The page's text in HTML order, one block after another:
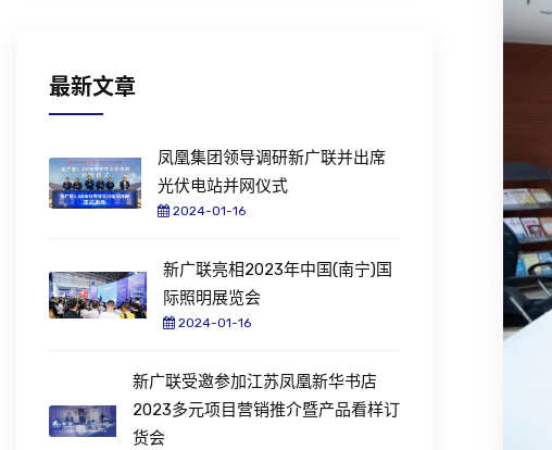
最新文章
凤凰集团领导调研新广联并出席
光伏电站并网仪式
2024-01-16
新广联亮相2023年中国(南宁)国
际照明展览会
2024-01-16
新广联受邀参加江苏凤凰新华书店
2023多元项目营销推介暨产品看样订
货会